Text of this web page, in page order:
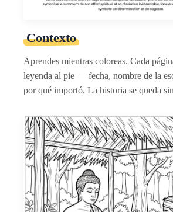
Contexto
Aprendes mientras coloreas. Cada
leyenda al pie — fecha, nombre de la
por qué importó. La historia se queda